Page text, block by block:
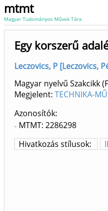
mtmt
Magyar Tudományos Művek Tára
Egy korszerű
Leczovics, P [Leczovics,
Magyar nyelvű Szakcikk
Megjelent: TECHNIKA-
Azonosítók
MTMT: 2286298
Hivatkozás stílusok: